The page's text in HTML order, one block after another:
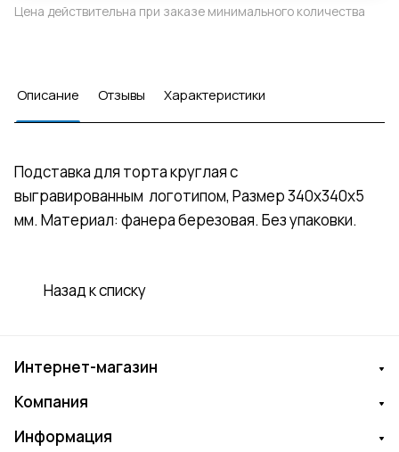
Цена действительна при заказе минимального количества
Описание Отзывы Характеристики
Подставка для торта круглая с
выгравированным логотипом, Размер 340х340х5
мм. Материал: фанера березовая. Без упаковки.
Назад к списку
Интернет-магазин
Компания
Информация